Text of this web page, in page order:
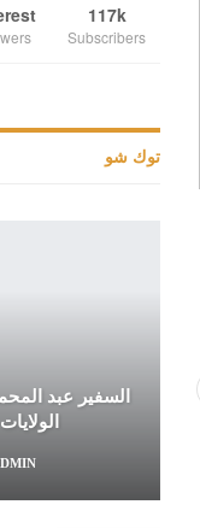
117k
Subscribers
توك شو
السفير عبد